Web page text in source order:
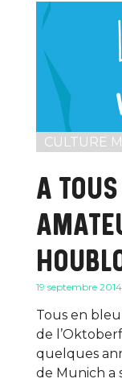
CULTURE
A
19 septembre 2014
Tous en
de
quelques
de Munich a